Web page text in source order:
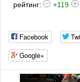
рейтинг:
+119
Facebook
Google+